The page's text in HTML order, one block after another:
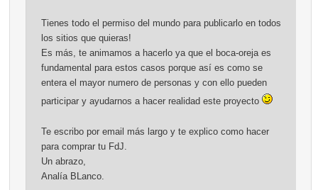
Tienes todo el permiso del mundo para publicarlo en todos
los sitios que quieras!
Es más, te animamos a hacerlo ya que el boca-oreja es
fundamental para estos casos porque así es como se
entera el mayor numero de personas y con ello pueden
participar y ayudarnos a hacer realidad este proyecto
Te escribo por email más largo y te explico como hacer
para comprar tu FdJ.
Un abrazo,
Analía BLanco.